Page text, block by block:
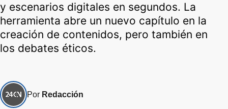
y escenarios digitales en segundos. La
herramienta abre un nuevo capítulo en la
creación de contenidos, pero también en
los debates éticos.
Por Redacción